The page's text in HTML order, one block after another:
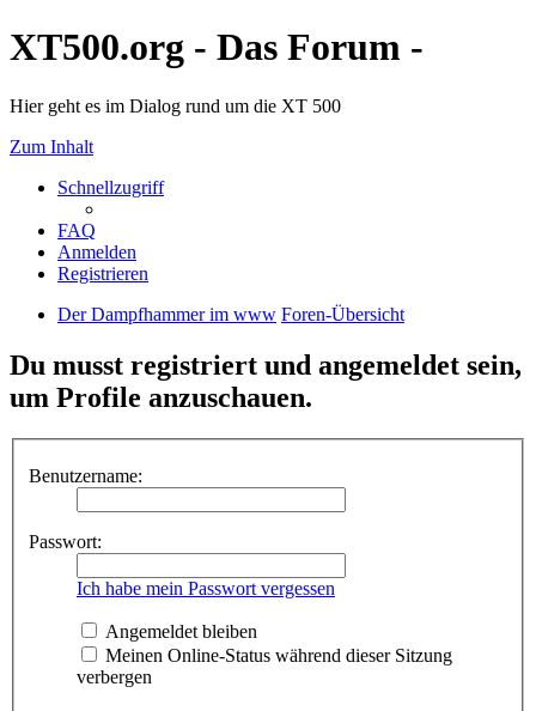
XT500.org - Das Forum -
Hier geht es im Dialog rund um die XT 500
Zum Inhalt
Schnellzugriff
FAQ
Anmelden
Registrieren
Der Dampfhammer im www Foren-Übersicht
Du musst registriert und angemeldet sein,
um Profile anzuschauen.
Benutzername:
Passwort:
Ich habe mein Passwort vergessen
Angemeldet bleiben
Meinen Online-Status während dieser Sitzung
verbergen